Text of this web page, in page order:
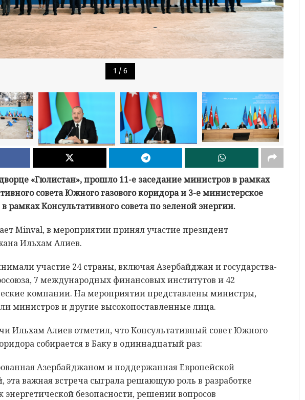
1 / 6
«Гюлистан», прошло 11-е заседание министров в рамках
совета Южного газового коридора и 3-е министерское
рамках Консультативного совета по зеленой энергии.
Minval, в мероприятии принял участие президент
Ильхам Алиев.
участие 24 страны, включая Азербайджан и государства-
7 международных финансовых институтов и 42
компании. На мероприятии представлены министры,
министров и другие высокопоставленные лица.
Ильхам Алиев отметил, что Консультативный совет Южного
собирается в Баку в одиннадцатый раз:
Азербайджаном и поддержанная Европейской
эта важная встреча сыграла решающую роль в разработке
энергетической безопасности, решении вопросов